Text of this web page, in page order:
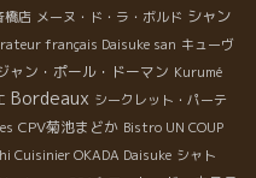
橋店 メーヌ・ド・ラ・ボルド シャン
français Daisuke san キューヴ
ャン・ポール・ドーマン Kurumé
Bordeaux シークレット・パーテ
CPV菊池まどか Bistro UN COUP
Cuisinier OKADA Daisuke シャト